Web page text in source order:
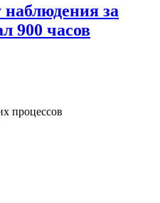
за
900 часов
процессов